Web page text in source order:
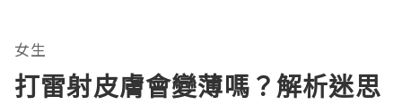
女生
打雷射皮膚會變薄嗎？解析迷思